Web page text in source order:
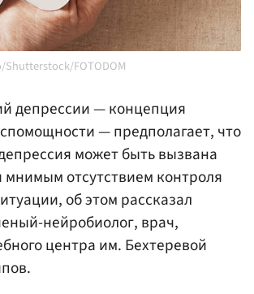
Shutterstock/FOTODOM
депрессии — концепция
— предполагает, что
может быть вызвана
отсутствием контроля
об этом рассказал
нейробиолог, врач,
центра им. Бехтеревой